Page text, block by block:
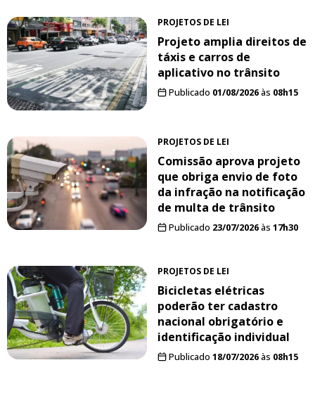
PROJETOS DE LEI
Projeto amplia direitos de
táxis e carros de
aplicativo no trânsito
Publicado 01/08/2026às 08h15
PROJETOS DE LEI
Comissão aprova projeto
que obriga envio de foto
da infração na notificação
de multa de trânsito
Publicado 23/07/2026às 17h30
PROJETOS DE LEI
Bicicletas elétricas
poderão ter cadastro
nacional obrigatório e
identificação individual
Publicado 18/07/2026às 08h15